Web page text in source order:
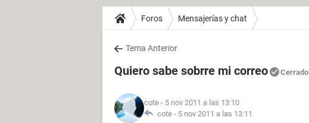
Foros Mensajerías y chat
Tema Anterior
Quiero sabe sobrre mi correo Cerrado
cote - 5 nov 2011 a las 13:10
cote - 5 nov 2011 a las 13:11